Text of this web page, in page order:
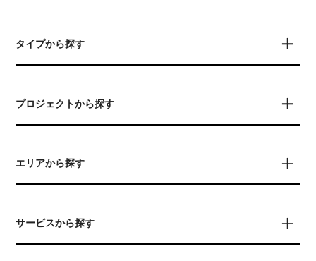
タイプから探す
プロジェクトから探す
エリアから探す
サービスから探す